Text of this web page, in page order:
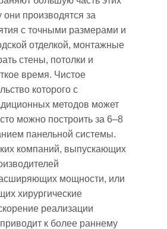
производятся за
с точными размерами и
отделкой, монтажные
стены, потолки и
время. Чистое
которого с
методов может
можно построить за 6–8
панельной системы.
компаний, выпускающих
мощности, или
хирургические
реализации
к более раннему